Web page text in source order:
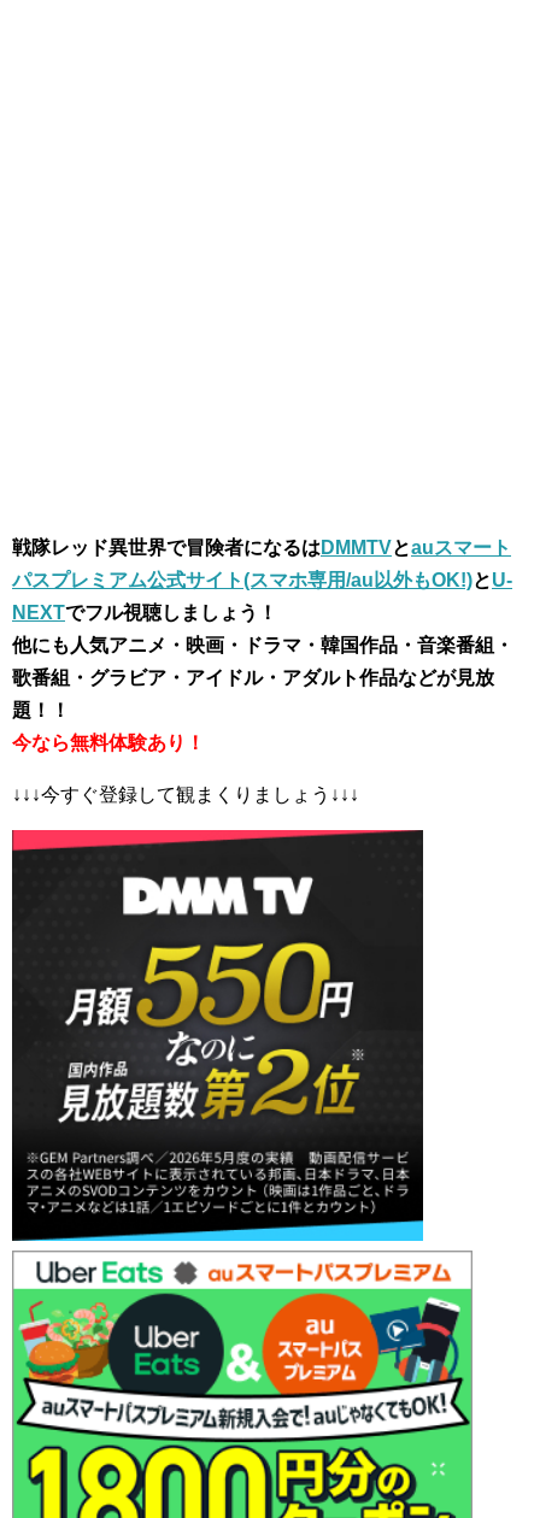
戦隊レッド異世界で冒険者になるは DMMTVとauスマート
パスプレミアム公式サイト(スマホ専用/au以外もOK!)とU-
NEXTでフル視聴しましょう！
他にも人気アニメ・映画・ドラマ・韓国作品・音楽番組・
歌番組・グラビア・アイドル・アダルト作品などが見放
題！！
今なら無料体験あり！
↓↓↓今すぐ登録して観まくりましょう↓↓↓